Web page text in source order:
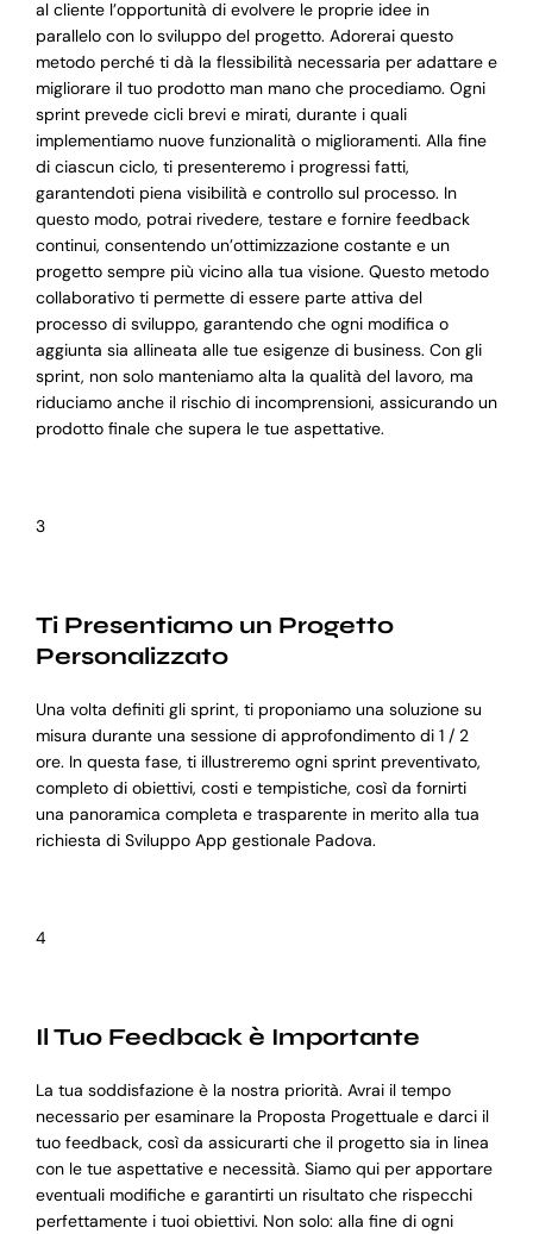
al cliente l’opportunità di evolvere le proprie idee in
parallelo con lo sviluppo del progetto. Adorerai questo
metodo perché ti dà la flessibilità necessaria per adattare e
migliorare il tuo prodotto man mano che procediamo. Ogni
sprint prevede cicli brevi e mirati, durante i quali
implementiamo nuove funzionalità o miglioramenti. Alla fine
di ciascun ciclo, ti presenteremo i progressi fatti,
garantendoti piena visibilità e controllo sul processo. In
questo modo, potrai rivedere, testare e fornire feedback
continui, consentendo un’ottimizzazione costante e un
progetto sempre più vicino alla tua visione. Questo metodo
collaborativo ti permette di essere parte attiva del
processo di sviluppo, garantendo che ogni modifica o
aggiunta sia allineata alle tue esigenze di business. Con gli
sprint, non solo manteniamo alta la qualità del lavoro, ma
riduciamo anche il rischio di incomprensioni, assicurando un
prodotto finale che supera le tue aspettative.
3
Ti Presentiamo un Progetto
Personalizzato
Una volta definiti gli sprint, ti proponiamo una soluzione su
misura durante una sessione di approfondimento di 1 / 2
ore. In questa fase, ti illustreremo ogni sprint preventivato,
completo di obiettivi, costi e tempistiche, così da fornirti
una panoramica completa e trasparente in merito alla tua
richiesta di Sviluppo App gestionale Padova.
4
Il Tuo Feedback è Importante
La tua soddisfazione è la nostra priorità. Avrai il tempo
necessario per esaminare la Proposta Progettuale e darci il
tuo feedback, così da assicurarti che il progetto sia in linea
con le tue aspettative e necessità. Siamo qui per apportare
eventuali modifiche e garantirti un risultato che rispecchi
perfettamente i tuoi obiettivi. Non solo: alla fine di ogni